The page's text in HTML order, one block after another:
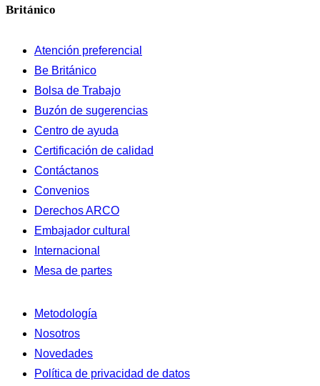
Británico
Atención preferencial
Be Británico
Bolsa de Trabajo
Buzón de sugerencias
Centro de ayuda
Certificación de calidad
Contáctanos
Convenios
Derechos ARCO
Embajador cultural
Internacional
Mesa de partes
Metodología
Nosotros
Novedades
Política de privacidad de datos